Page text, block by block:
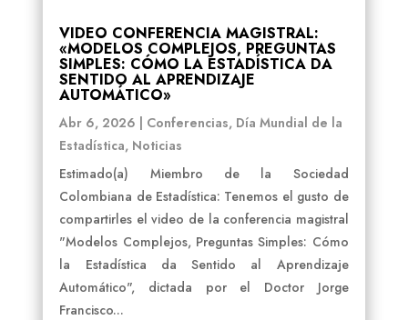
VIDEO CONFERENCIA MAGISTRAL:
«MODELOS COMPLEJOS, PREGUNTAS
SIMPLES: CÓMO LA ESTADÍSTICA DA
SENTIDO AL APRENDIZAJE
AUTOMÁTICO»
Abr 6, 2026 | Conferencias, Día Mundial de la
Estadística, Noticias
Estimado(a) Miembro de la Sociedad
Colombiana de Estadística: Tenemos el gusto de
compartirles el video de la conferencia magistral
"Modelos Complejos, Preguntas Simples: Cómo
la Estadística da Sentido al Aprendizaje
Automático", dictada por el Doctor Jorge
Francisco...